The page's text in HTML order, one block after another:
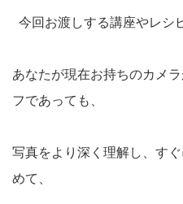
今回お渡しする講座やレシ
あなたが現在お持ちのカメ
フであっても、
写真をより深く理解し、す
めて、